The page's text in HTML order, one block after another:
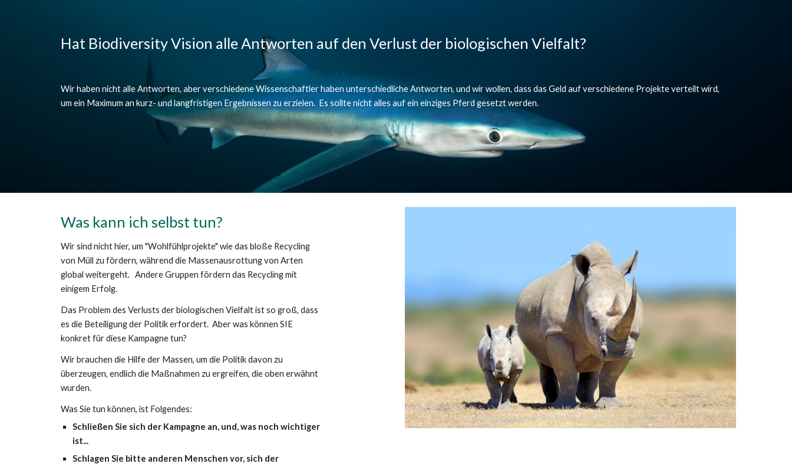
Hat Biodiversity Vision alle Antworten auf den Verlust der biologischen Vielfalt?
Wir haben nicht alle Antworten, aber verschiedene Wissenschaftler haben unterschiedliche Antworten, und wir wollen, dass das Geld auf verschiedene Projekte verteilt wird,
um ein Maximum an kurz- und langfristigen Ergebnissen zu erzielen.  Es sollte nicht alles auf ein einziges Pferd gesetzt werden.
Was kann ich selbst tun?
Wir sind nicht hier, um "Wohlfühlprojekte" wie das bloße Recycling
von Müll zu fördern, während die Massenausrottung von Arten
global weitergeht.   Andere Gruppen fördern das Recycling mit
einigem Erfolg.
Das Problem des Verlusts der biologischen Vielfalt ist so groß, dass
es die Beteiligung der Politik erfordert.  Aber was können SIE
konkret für diese Kampagne tun?
Wir brauchen die Hilfe der Massen, um die Politik davon zu
überzeugen, endlich die Maßnahmen zu ergreifen, die oben erwähnt
wurden.
Was Sie tun können, ist Folgendes:
Schließen Sie sich der Kampagne an, und, was noch wichtiger
ist...
Schlagen Sie bitte anderen Menschen vor, sich der